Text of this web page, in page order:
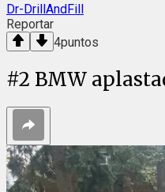
Dr-DrillAndFill
Reportar
4puntos
#2 BMW